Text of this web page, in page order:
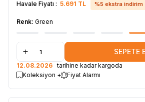
Havale Fiyatı : 5.691 TL %5 ekstra indirim
Renk: Green
SEPETE
12.08.2026 tarihine kadar kargoda
Koleksiyon +
Fiyat Alarmı